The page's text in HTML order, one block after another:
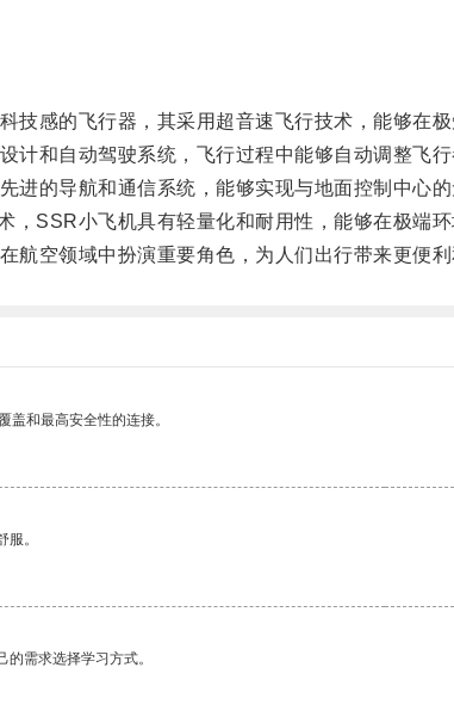
感的飞行器，其采用超音速飞行技术，能够在极
和自动驾驶系统，飞行过程中能够自动调整飞行
的导航和通信系统，能够实现与地面控制中心的
SSR小飞机具有轻量化和耐用性，能够在极端环
空领域中扮演重要角色，为人们出行带来更便利
盖和最高安全性的连接。
。
需求选择学习方式。